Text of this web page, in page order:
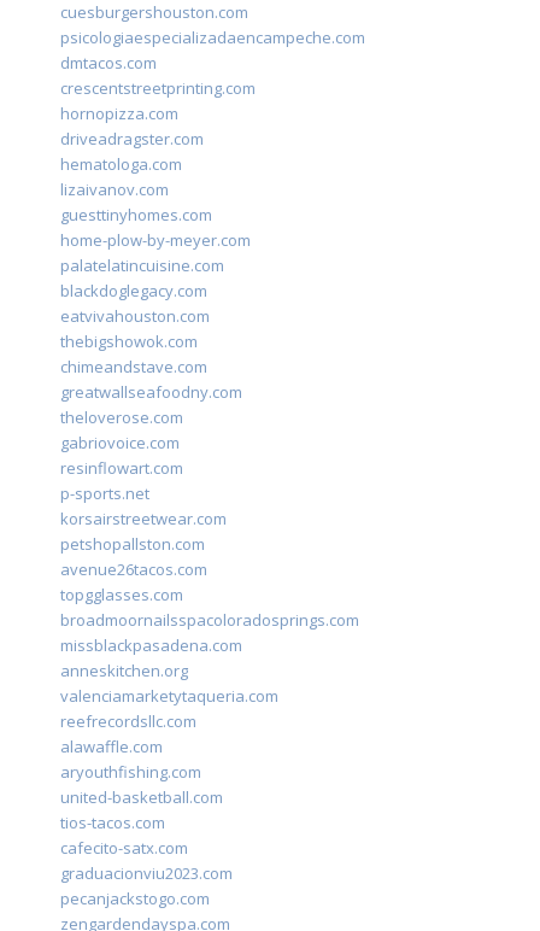
cuesburgershouston.com
psicologiaespecializadaencampeche.com
dmtacos.com
crescentstreetprinting.com
hornopizza.com
driveadragster.com
hematologa.com
lizaivanov.com
guesttinyhomes.com
home-plow-by-meyer.com
palatelatincuisine.com
blackdoglegacy.com
eatvivahouston.com
thebigshowok.com
chimeandstave.com
greatwallseafoodny.com
theloverose.com
gabriovoice.com
resinflowart.com
p-sports.net
korsairstreetwear.com
petshopallston.com
avenue26tacos.com
topgglasses.com
broadmoornailsspacoloradosprings.com
missblackpasadena.com
anneskitchen.org
valenciamarketytaqueria.com
reefrecordsllc.com
alawaffle.com
aryouthfishing.com
united-basketball.com
tios-tacos.com
cafecito-satx.com
graduacionviu2023.com
pecanjackstogo.com
zengardendayspa.com